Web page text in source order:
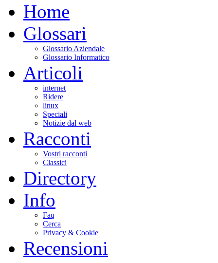
Home
Glossari
Glossario Aziendale
Glossario Informatico
Articoli
internet
Ridere
linux
Speciali
Notizie dal web
Racconti
Vostri racconti
Classici
Directory
Info
Faq
Cerca
Privacy & Cookie
Recensioni